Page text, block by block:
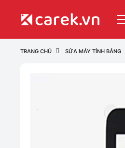
TRANG CHỦ SỬA MÁY TÍNH BẢNG